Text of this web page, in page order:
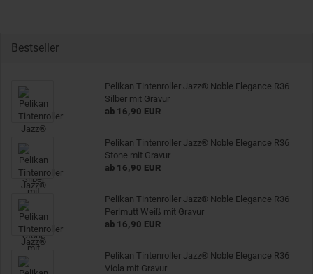
Bestseller
Pelikan Tintenroller Jazz® Noble Elegance R36
Silber mit Gravur
ab 16,90 EUR
Pelikan Tintenroller Jazz® Noble Elegance R36
Stone mit Gravur
ab 16,90 EUR
Pelikan Tintenroller Jazz® Noble Elegance R36
Perlmutt Weiß mit Gravur
ab 16,90 EUR
Pelikan Tintenroller Jazz® Noble Elegance R36
Viola mit Gravur